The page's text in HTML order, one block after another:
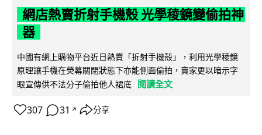
網店熱賣折射手機殼 光學稜鏡變偷拍神
器
中國有網上購物平台近日熱賣「折射手機殼」，利用光學稜鏡
原理讓手機在熒幕關閉狀態下亦能側面偷拍，賣家更以暗示字
眼宣傳供不法分子偷拍他人裙底 閱讀全文
307 31 ↗ 分享